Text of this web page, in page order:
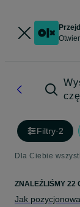
Filtry·2
Dla Ciebie
ZNALEŹLIŚMY 22
Jak